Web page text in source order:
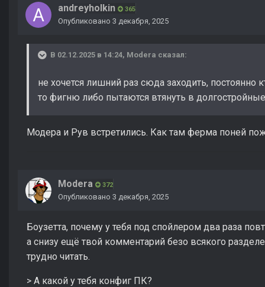
andreyholkin 365
Опубликовано 3 декабря, 2025
В 02.12.2025 в 14:24, Modera сказал:
не хочется лишний раз сюда заходить, постоянно
то фигню либо пытаются втянуть в
Модера и Рув встретились. Как там ферма поней
Modera 372
Опубликовано 3 декабря, 2025
Боузетта, почему у тебя под спойлером два раза
а снизу ещё твой комментарий безо всякого
трудно читать.
> А какой у тебя конфиг ПК?